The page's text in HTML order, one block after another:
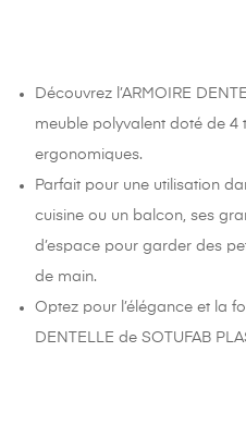
Découvrez l’ARMOIRE
meuble polyvalent doté de 4
ergonomiques.
Parfait pour une utilisation
cuisine ou un balcon, ses
d’espace pour garder des
de main.
Optez pour l’élégance et la
DENTELLE de SOTUFAB